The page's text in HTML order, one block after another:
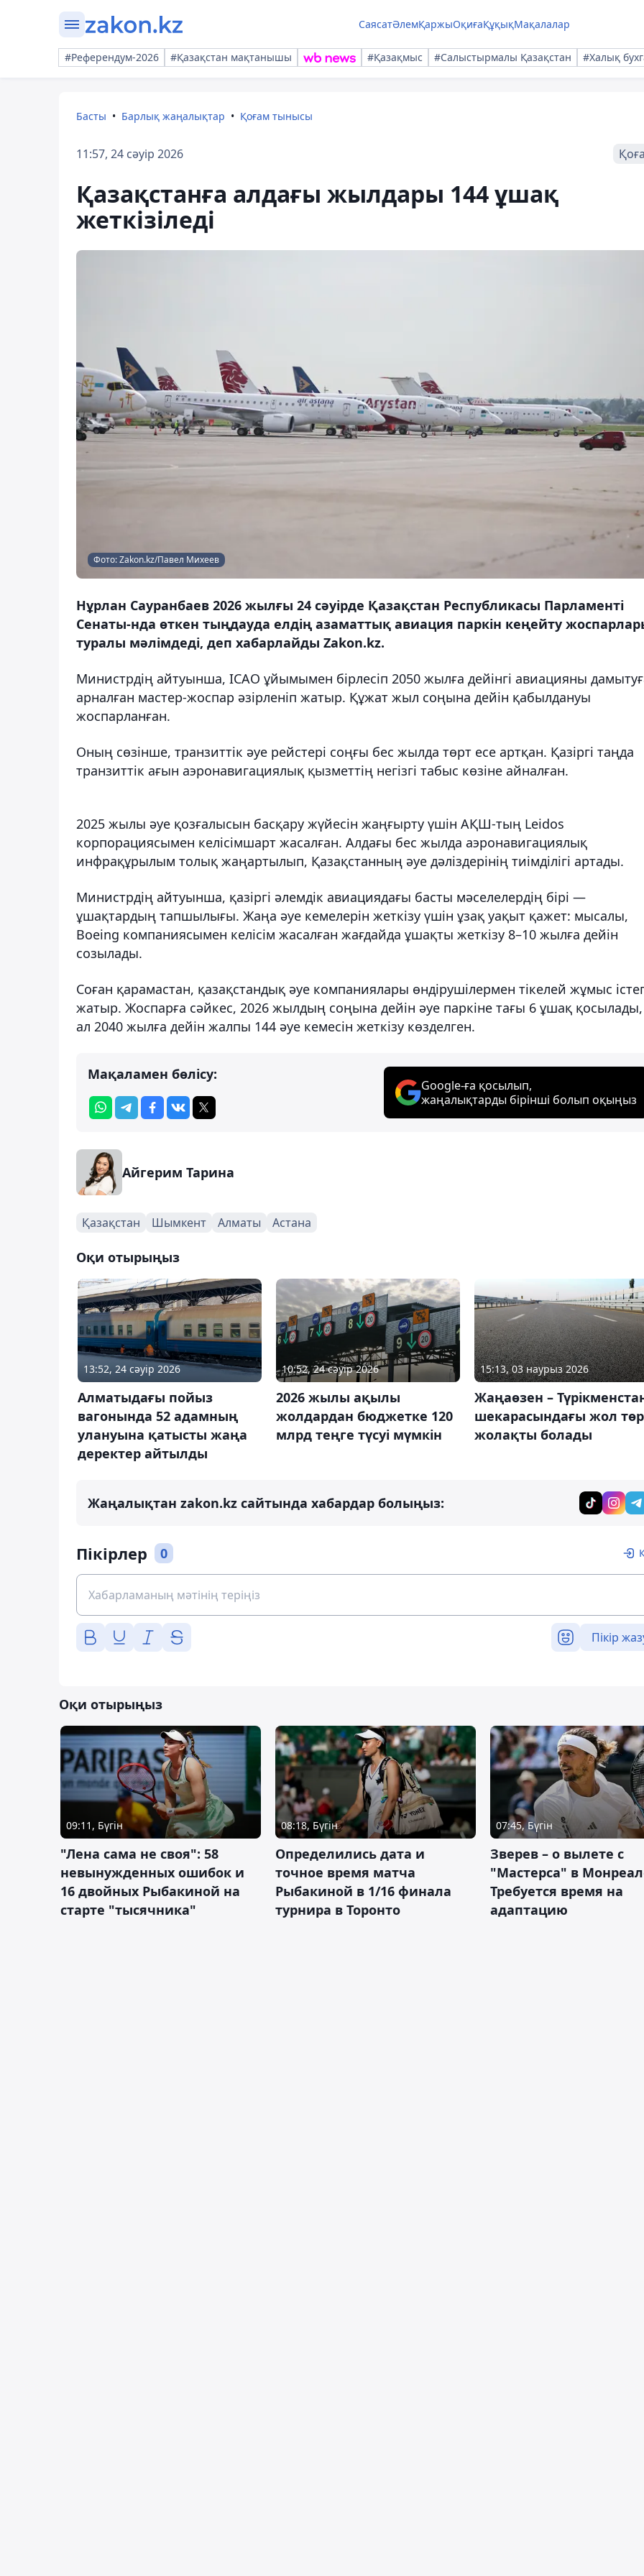
СаясатӘлемҚаржыОқиғаҚұқықМақалалар
#Референдум-2026 #Қазақстан мақтанышы #Қазақмыс #Салыстырмалы Қазақстан #Халық
Басты Барлық жаңалықтар Қоғам тынысы
11:57, 24 сәуір 2026
Қазақстанға алдағы жылдары 144 ұшақ
жеткізіледі
Фото: Zakon.kz/Павел Михеев
Нұрлан Сауранбаев 2026 жылғы 24 сәуірде Қазақстан Республикасы Парламенті
Сенаты-нда өткен тыңдауда елдің азаматтық авиация паркін кеңейту
туралы мәлімдеді, деп хабарлайды Zakon.kz.
Министрдің айтуынша, ICAO ұйымымен бірлесіп 2050 жылға дейінгі авиацияны
арналған мастер-жоспар әзірленіп жатыр. Құжат жыл соңына дейін қабылдануы
жоспарланған.
Оның сөзінше, транзиттік әуе рейстері соңғы бес жылда төрт есе артқан. Қазіргі таңда
транзиттік ағын аэронавигациялық қызметтің негізгі табыс көзіне айналған.
2025 жылы әуе қозғалысын басқару жүйесін жаңғырту үшін АҚШ-тың Leidos
корпорациясымен келісімшарт жасалған. Алдағы бес жылда аэронавигациялық
инфрақұрылым толық жаңартылып, Қазақстанның әуе дәліздерінің тиімділігі артады.
Министрдің айтуынша, қазіргі әлемдік авиациядағы басты мәселелердің бірі —
ұшақтардың тапшылығы. Жаңа әуе кемелерін жеткізу үшін ұзақ уақыт қажет: мысалы,
Boeing компаниясымен келісім жасалған жағдайда ұшақты жеткізу 8–10 жылға дейін
созылады.
Соған қарамастан, қазақстандық әуе компаниялары өндірушілермен тікелей жұмыс
жатыр. Жоспарға сәйкес, 2026 жылдың соңына дейін әуе паркіне тағы 6 ұшақ қосылады,
ал 2040 жылға дейін жалпы 144 әуе кемесін жеткізу көзделген.
Мақаламен бөлісу:
Google-ға қосылып,
жаңалықтарды бірінші болып оқыңыз
Айгерим Тарина
Қазақстан Шымкент Алматы Астана
Оқи отырыңыз
13:52, 24 сәуір 2026
Алматыдағы пойыз
вагонында 52 адамның
улануына қатысты жаңа
деректер айтылды
10:52, 24 сәуір 2026
2026 жылы ақылы
жолдардан бюджетке 120
млрд теңге түсуі мүмкін
15:13, 03 наурыз 2026
Жаңаөзен –
шекарасындағы жол
жолақты болады
Жаңалықтан zakon.kz сайтында хабардар болыңыз:
Пікірлер 0
Пікір
Оқи отырыңыз
09:11, Бүгін
"Лена сама не своя": 58
невынужденных ошибок и
16 двойных Рыбакиной на
старте "тысячника"
08:18, Бүгін
Определились дата и
точное время матча
Рыбакиной в 1/16 финала
турнира в Торонто
07:45, Бүгін
Зверев – о вылете с
"Мастерса" в
Требуется время на
адаптацию